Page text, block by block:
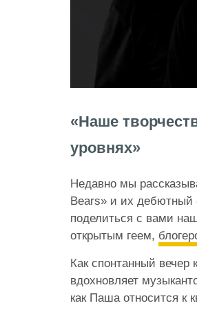
«Наше
уровнях»
Недавно мы
Bears» и их дебютный
поделиться с вами
открытым геем,
Как спонтанный вечер
вдохновляет
как Паша относится к